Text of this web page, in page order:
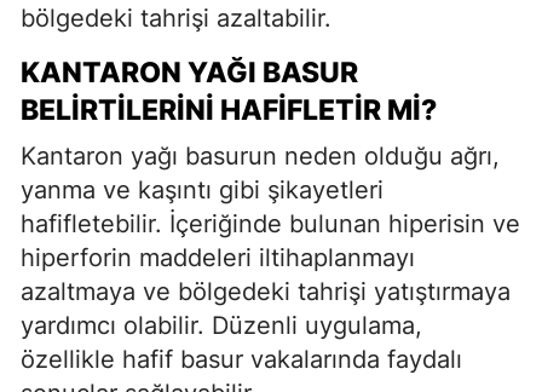
bölgedeki tahrişi azaltabilir.
KANTARON YAĞI BASUR
BELIRTILERINI HAFIFLETIR MI?
Kantaron yağı basurun neden olduğu ağrı,
yanma ve kaşıntı gibi şikayetleri
hafifletebilir. İçeriğinde bulunan hiperisin ve
hiperforin maddeleri iltihaplanmayı
azaltmaya ve bölgedeki tahrişi yatıştırmaya
yardımcı olabilir. Düzenli uygulama,
özellikle hafif basur vakalarında faydalı